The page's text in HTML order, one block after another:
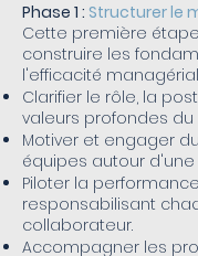
Phase 1 : Structurer le
Cette première
construire les
l'efficacité
Clarifier le rôle, la
valeurs profondes
Motiver et engager
équipes autour
Piloter la
responsabilisant
collaborateur.
Accompagner les